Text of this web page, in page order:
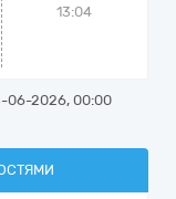
13:04
06-2026, 00:00